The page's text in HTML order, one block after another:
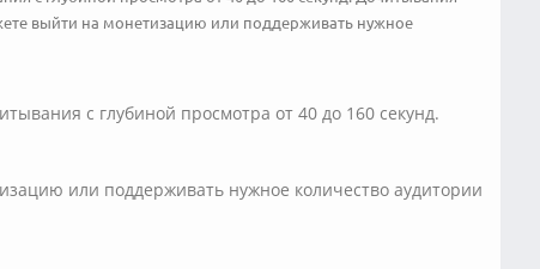
выйти на монетизацию или поддерживать нужное
с глубиной просмотра от 40 до 160 секунд.
или поддерживать нужное количество аудитории